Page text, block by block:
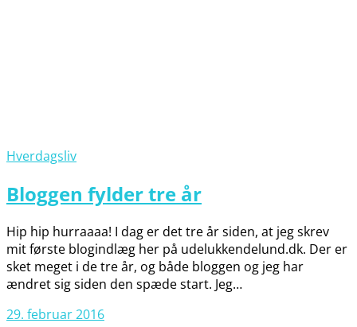
Hverdagsliv
Bloggen fylder tre år
Hip hip hurraaaa! I dag er det tre år siden, at jeg skrev
mit første blogindlæg her på udelukkendelund.dk. Der er
sket meget i de tre år, og både bloggen og jeg har
ændret sig siden den spæde start. Jeg…
29. februar 2016